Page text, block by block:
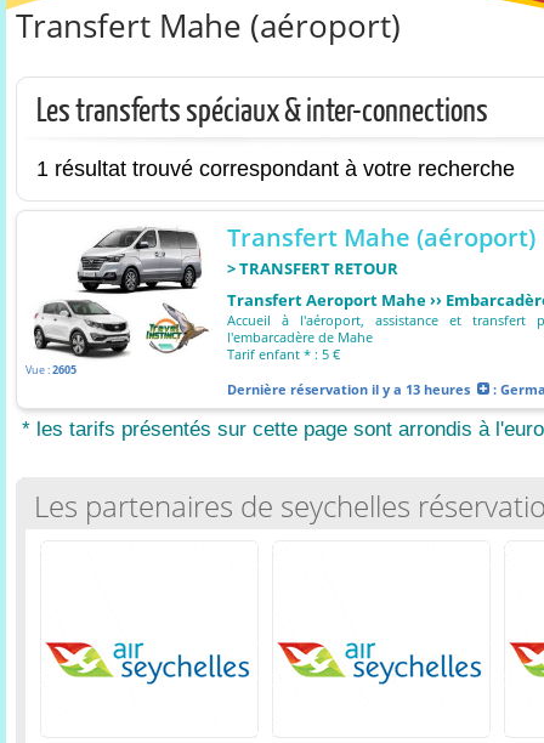
Transfert Mahe (aéroport)
Les transferts spéciaux & inter-connections
1 résultat trouvé correspondant à votre recherche
Vue :2605
Transfert Mahe (aéroport)
> TRANSFERT RETOUR
Transfert Aeroport Mahe ››
Accueil à l'aéroport, assistance et transfert
l'embarcadère de Mahe
Tarif enfant * : 5 €
Dernière réservation il y a 13 heures :
* les tarifs présentés sur cette page sont arrondis à
Les partenaires de seychelles